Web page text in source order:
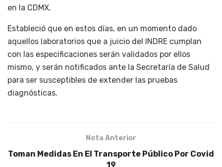
en la CDMX.
Estableció que en estos días, en un momento dado
aquellos laboratorios que a juicio del INDRE cumplan
con las especificaciones serán validados por ellos
mismo, y serán notificados ante la Secretaría de Salud
para ser susceptibles de extender las pruebas
diagnósticas.
Nota Anterior
Toman Medidas En El Transporte Público Por Covid
19